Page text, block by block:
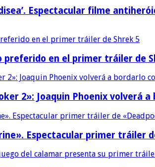
Espectacular filme
preferido en el primer tráiler de
2»: Joaquin Phoenix volverá
Espectacular primer tráiler